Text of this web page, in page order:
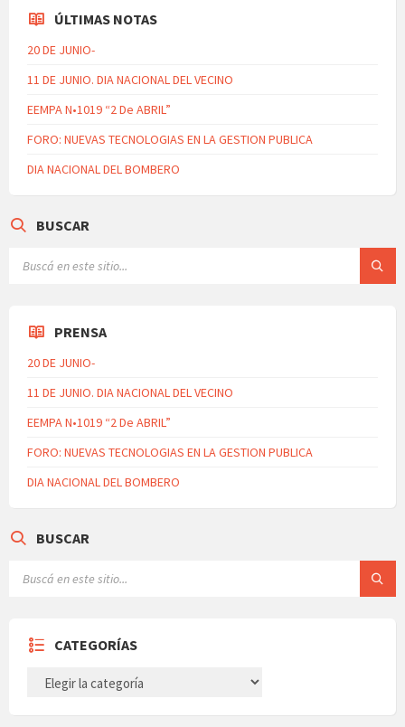
ÚLTIMAS NOTAS
20 DE JUNIO-
11 DE JUNIO. DIA NACIONAL DEL VECINO
EEMPA N•1019 “2 De ABRIL”
FORO: NUEVAS TECNOLOGIAS EN LA GESTION PUBLICA
DIA NACIONAL DEL BOMBERO
BUSCAR
PRENSA
20 DE JUNIO-
11 DE JUNIO. DIA NACIONAL DEL VECINO
EEMPA N•1019 “2 De ABRIL”
FORO: NUEVAS TECNOLOGIAS EN LA GESTION PUBLICA
DIA NACIONAL DEL BOMBERO
BUSCAR
CATEGORÍAS